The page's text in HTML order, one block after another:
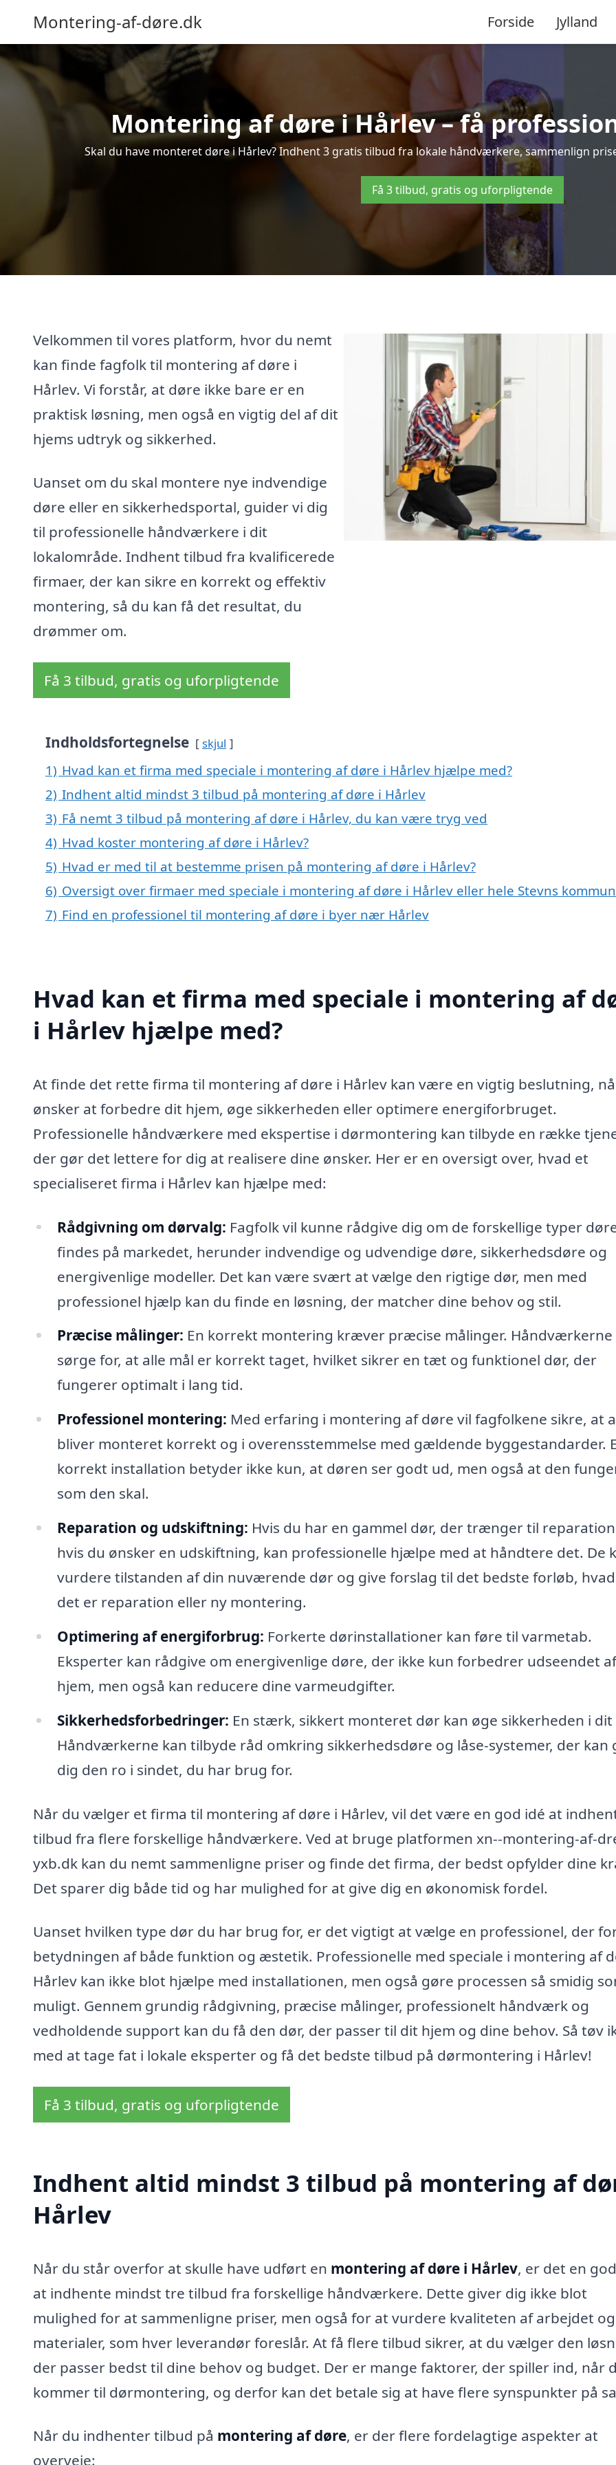
Montering-af-døre.dk Forside Jylland
Montering af døre i Hårlev – få
Skal du have monteret døre i Hårlev? Indhent 3 gratis tilbud fra lokale håndværkere, sammenlign
Få 3 tilbud, gratis og uforpligtende
Velkommen til vores platform, hvor du nemt
kan finde fagfolk til montering af døre i
Hårlev. Vi forstår, at døre ikke bare er en
praktisk løsning, men også en vigtig del af dit
hjems udtryk og sikkerhed.
Uanset om du skal montere nye indvendige
døre eller en sikkerhedsportal, guider vi dig
til professionelle håndværkere i dit
lokalområde. Indhent tilbud fra kvalificerede
firmaer, der kan sikre en korrekt og effektiv
montering, så du kan få det resultat, du
drømmer om.
Få 3 tilbud, gratis og uforpligtende
Indholdsfortegnelse skjul
1) Hvad kan et firma med speciale i montering af døre i Hårlev hjælpe med?
2) Indhent altid mindst 3 tilbud på montering af døre i Hårlev
3) Få nemt 3 tilbud på montering af døre i Hårlev, du kan være tryg ved
4) Hvad koster montering af døre i Hårlev?
5) Hvad er med til at bestemme prisen på montering af døre i Hårlev?
6) Oversigt over firmaer med speciale i montering af døre i Hårlev eller hele Stevns
7) Find en professionel til montering af døre i byer nær Hårlev
Hvad kan et firma med speciale i montering af
i Hårlev hjælpe med?
At finde det rette firma til montering af døre i Hårlev kan være en vigtig beslutning,
ønsker at forbedre dit hjem, øge sikkerheden eller optimere energiforbruget.
Professionelle håndværkere med ekspertise i dørmontering kan tilbyde en række
der gør det lettere for dig at realisere dine ønsker. Her er en oversigt over, hvad et
specialiseret firma i Hårlev kan hjælpe med:
Rådgivning om dørvalg: Fagfolk vil kunne rådgive dig om de forskellige typer
findes på markedet, herunder indvendige og udvendige døre, sikkerhedsdøre og
energivenlige modeller. Det kan være svært at vælge den rigtige dør, men med
professionel hjælp kan du finde en løsning, der matcher dine behov og stil.
Præcise målinger: En korrekt montering kræver præcise målinger. Håndværkerne
sørge for, at alle mål er korrekt taget, hvilket sikrer en tæt og funktionel dør, der
fungerer optimalt i lang tid.
Professionel montering: Med erfaring i montering af døre vil fagfolkene sikre, at
bliver monteret korrekt og i overensstemmelse med gældende byggestandarder.
korrekt installation betyder ikke kun, at døren ser godt ud, men også at den
som den skal.
Reparation og udskiftning: Hvis du har en gammel dør, der trænger til
hvis du ønsker en udskiftning, kan professionelle hjælpe med at håndtere det. De
vurdere tilstanden af din nuværende dør og give forslag til det bedste forløb,
det er reparation eller ny montering.
Optimering af energiforbrug: Forkerte dørinstallationer kan føre til varmetab.
Eksperter kan rådgive om energivenlige døre, der ikke kun forbedrer udseendet
hjem, men også kan reducere dine varmeudgifter.
Sikkerhedsforbedringer: En stærk, sikkert monteret dør kan øge sikkerheden i dit
Håndværkerne kan tilbyde råd omkring sikkerhedsdøre og låse-systemer, der kan
dig den ro i sindet, du har brug for.
Når du vælger et firma til montering af døre i Hårlev, vil det være en god idé at
tilbud fra flere forskellige håndværkere. Ved at bruge platformen xn--montering-af-
yxb.dk kan du nemt sammenligne priser og finde det firma, der bedst opfylder dine
Det sparer dig både tid og har mulighed for at give dig en økonomisk fordel.
Uanset hvilken type dør du har brug for, er det vigtigt at vælge en professionel, der
betydningen af både funktion og æstetik. Professionelle med speciale i montering af
Hårlev kan ikke blot hjælpe med installationen, men også gøre processen så smidig
muligt. Gennem grundig rådgivning, præcise målinger, professionelt håndværk og
vedholdende support kan du få den dør, der passer til dit hjem og dine behov. Så tøv
med at tage fat i lokale eksperter og få det bedste tilbud på dørmontering i Hårlev!
Få 3 tilbud, gratis og uforpligtende
Indhent altid mindst 3 tilbud på montering af
Hårlev
Når du står overfor at skulle have udført en montering af døre i Hårlev, er det en
at indhente mindst tre tilbud fra forskellige håndværkere. Dette giver dig ikke blot
mulighed for at sammenligne priser, men også for at vurdere kvaliteten af arbejdet
materialer, som hver leverandør foreslår. At få flere tilbud sikrer, at du vælger den
der passer bedst til dine behov og budget. Der er mange faktorer, der spiller ind, når
kommer til dørmontering, og derfor kan det betale sig at have flere synspunkter på
Når du indhenter tilbud på montering af døre, er der flere fordelagtige aspekter at
overveje: